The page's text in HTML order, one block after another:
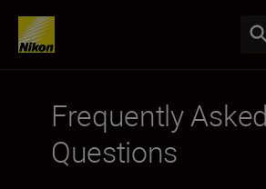
Frequently Asked
Questions